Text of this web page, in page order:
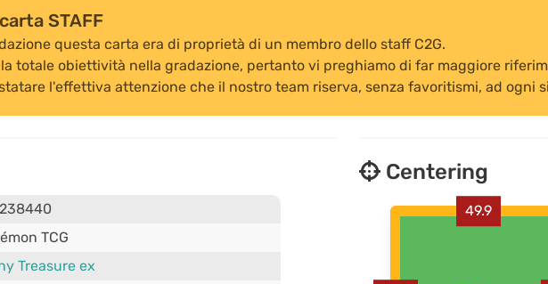
STAFF
questa carta era di proprietà di un membro dello staff C2G.
totale obiettività nella gradazione, pertanto vi preghiamo di far maggiore
l'effettiva attenzione che il nostro team riserva, senza favoritismi, ad ogni
TCG
Treasure ex
Centering
49.9